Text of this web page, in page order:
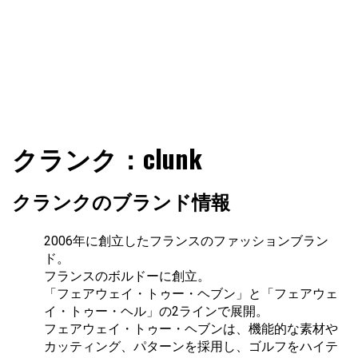
ファショコン通信
ッションとモードを分析するファッション情報サイトです
クランク：clunk
クランクのブランド情報
2006年に創立したフランスのファッションブラン
ド。
フランスのボルドーに創立。
「フェアウェイ・トゥー・ヘブン」と「フェアウェ
イ・トゥー・ヘル」の2ラインで展開。
フェアウェイ・トゥー・ヘブンは、機能的な素材や
カッティング、パターンを採用し、ゴルフをハイテ